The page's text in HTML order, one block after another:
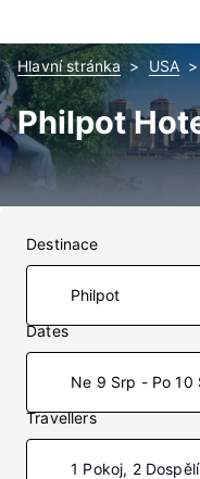
Hlavní stránka USA
Philpot
Destinace
Dates
Ne 9 Srp - Po 10
Travellers
1 Pokoj, 2